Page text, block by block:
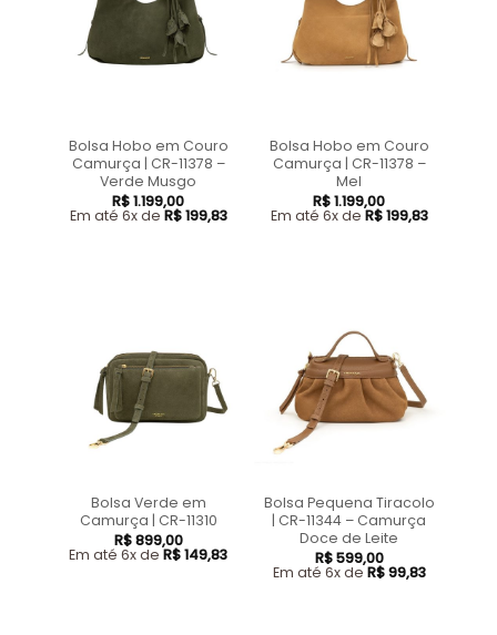
Bolsa Hobo em Couro
Camurça | CR-11378 –
Verde Musgo
R$1.199,00
Em até 6x de R$199,83
Bolsa Hobo em Couro
Camurça | CR-11378 –
Mel
R$1.199,00
Em até 6x de R$199,83
Bolsa Verde em
Camurça | CR-11310
R$899,00
Em até 6x de R$149,83
Bolsa Pequena Tiracolo
| CR-11344 – Camurça
Doce de Leite
R$599,00
Em até 6x de R$99,83